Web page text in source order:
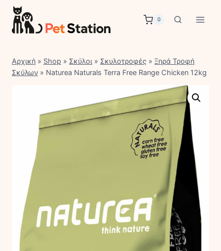
Skip
content
0
Αρχική » Shop » Σκύλοι » Σκυλοτροφές » Ξηρά Τροφή
Σκύλων » Naturea Naturals Terra Free Range Chicken 12kg